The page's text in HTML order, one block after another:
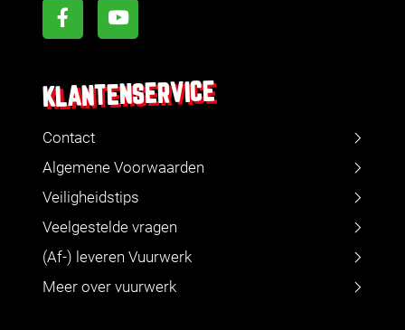
KLANTENSERVICE
Contact
Algemene Voorwaarden
Veiligheidstips
Veelgestelde vragen
(Af-) leveren Vuurwerk
Meer over vuurwerk